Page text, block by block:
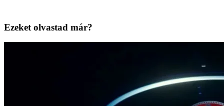
Ezeket olvastad már?